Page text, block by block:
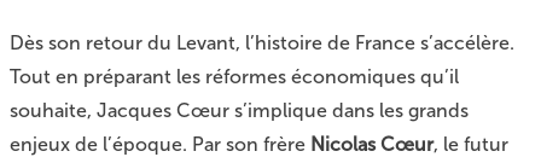
Dès son retour du Levant, l’histoire de France s’accélère.
Tout en préparant les réformes économiques qu’il
souhaite, Jacques Cœur s’implique dans les grands
enjeux de l’époque. Par son frère Nicolas Cœur, le futur